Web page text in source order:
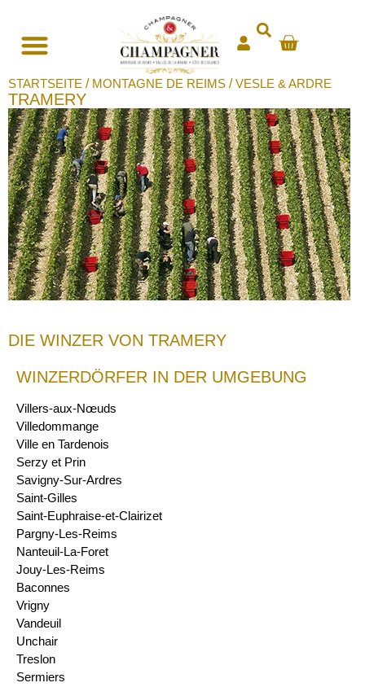
STARTSEITE / MONTAGNE DE REIMS /VESLE & ARDRE
TRAMERY
DIE WINZER VON TRAMERY
WINZERDÖRFER IN DER UMGEBUNG
Villers-aux-Nœuds
Villedommange
Ville en Tardenois
Serzy et Prin
Savigny-Sur-Ardres
Saint-Gilles
Saint-Euphraise-et-Clairizet
Pargny-Les-Reims
Nanteuil-La-Foret
Jouy-Les-Reims
Baconnes
Vrigny
Vandeuil
Unchair
Treslon
Sermiers